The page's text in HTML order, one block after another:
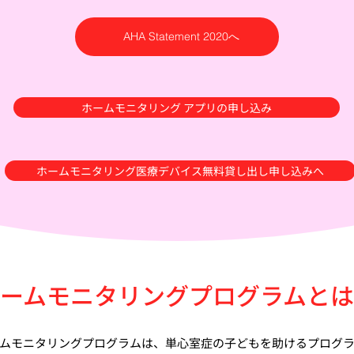
AHA Statement 2020へ
ホームモニタリング アプリの申し込み
ホームモニタリング医療デバイス無料貸し出し申し込みへ
ムモニタリングプログラムと
モニタリングプログラムは、単心室症の子どもを助けるプログ